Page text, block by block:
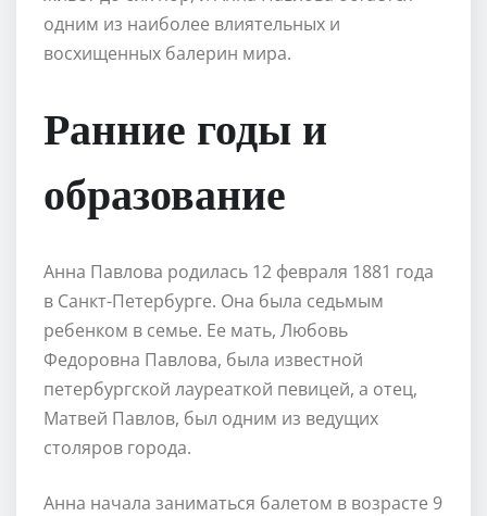
одним из наиболее влиятельных и
восхищенных балерин мира.
Ранние годы и
образование
Анна Павлова родилась 12 февраля 1881 года
в Санкт-Петербурге. Она была седьмым
ребенком в семье. Ее мать, Любовь
Федоровна Павлова, была известной
петербургской лауреаткой певицей, а отец,
Матвей Павлов, был одним из ведущих
столяров города.
Анна начала заниматься балетом в возрасте 9